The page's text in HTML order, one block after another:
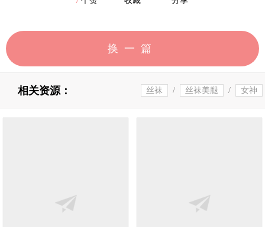
换一篇
相关资源： 丝袜 / 丝袜美腿 / 女神